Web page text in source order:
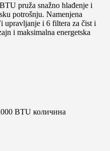
pruža snažno hlađenje i
potrošnju. Namenjena
upravljanje i 6 filtera za čist i
i maksimalna energetska
BTU количина